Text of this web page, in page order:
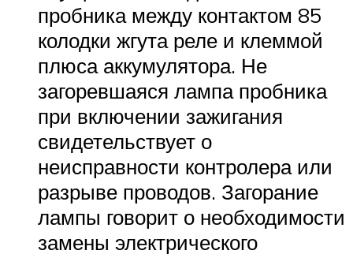
пробника между контактом 85
колодки жгута реле и клеммой
плюса аккумулятора. Не
загоревшаяся лампа пробника
при включении зажигания
свидетельствует о
неисправности контролера или
разрыве проводов. Загорание
лампы говорит о необходимости
замены электрического